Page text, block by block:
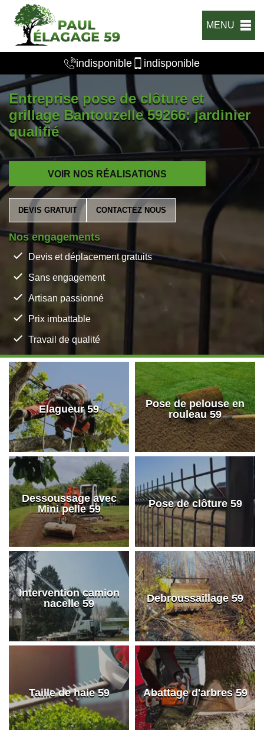
MENU
indisponible indisponible
Entreprise pose de clôture et
grillage Bantouzelle 59266: jardinier
qualifié
VOIR NOS RÉALISATIONS
DEVIS GRATUIT CONTACTEZ NOUS
Nos engagements
Devis et déplacement gratuits
Sans engagement
Artisan passionné
Prix imbattable
Travail de qualité
Elagueur 59
Pose de pelouse en
rouleau 59
Dessoussage avec
Mini pelle 59
Pose de clôture 59
Intervention camion
nacelle 59
Debroussaillage 59
Taille de haie 59 Abattage d'arbres 59